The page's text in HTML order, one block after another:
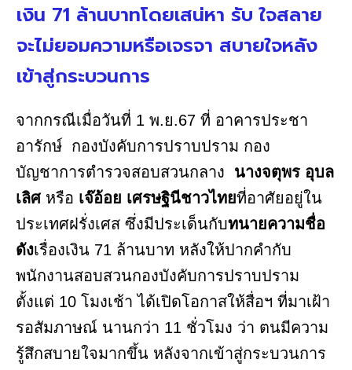
เงิน 71 ล้านบาทโดยเสน่หา รับ ใจสลาย
จะไม่ยอมความหรือเจรจา สบายใจหลัง
เข้าสู่กระบวนการ
จากกรณีเมื่อวันที่ 1 พ.ย.67 ที่ อาคารประชา
อารักษ์ กองบังคับการปราบปราม กอง
บัญชาการตำรวจสอบสวนกลาง นางจตุพร อุบล
เลิศหรือ เจ๊อ้อย เศรษฐินีชาวไทยที่อาศัยอยู่ใน
ประเทศฝรั่งเศส ซึ่งมีประเด็นกับทนายความชื่อ
ดังเรื่องเงิน 71 ล้านบาท หลังให้ปากคำกับ
พนักงานสอบสวนกองบังคับการปราบปราม
ตั้งแต่ 10 โมงเช้า ได้เปิดโอกาสให้สื่อฯ ที่มาเฝ้า
รอสัมภาษณ์ นานกว่า 11 ชั่วโมง ว่า ตนมีความ
รู้สึกสบายใจมากขึ้น หลังจากเข้าสู่กระบวนการ